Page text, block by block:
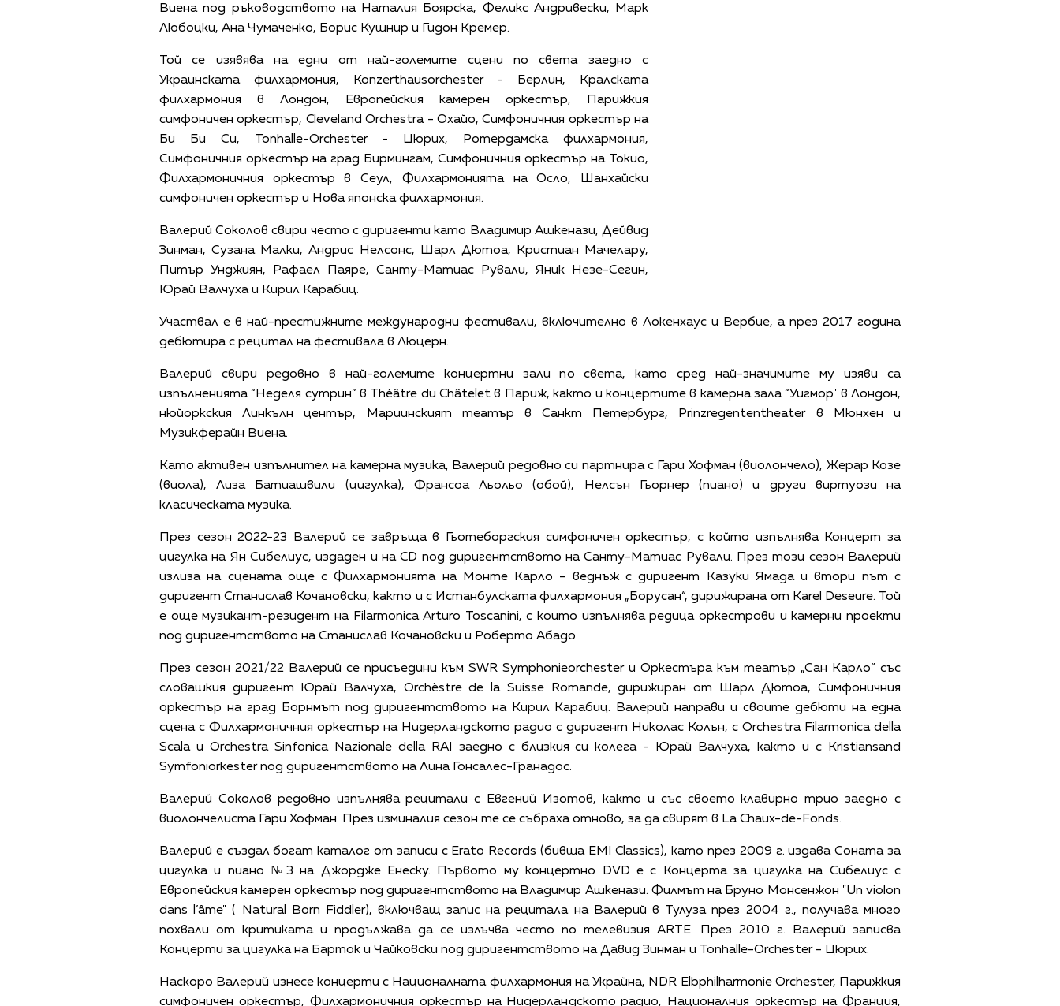
Виена под ръководството на Наталия Боярска, Феликс Андривески, Марк
Любоцки, Ана Чумаченко, Борис Кушнир и Гидон Кремер.
Той се изявява на едни от най-големите сцени по света заедно с
Украинската филхармония, Konzerthausorchester - Берлин, Кралската
филхармония в Лондон, Европейския камерен оркестър, Парижкия
симфоничен оркестър, Cleveland Orchestra - Охайо, Симфоничния оркестър на
Би Би Си, Tonhalle-Orchester - Цюрих, Ротердамска филхармония,
Симфоничния оркестър на град Бирмингам, Симфоничния оркестър на Токио,
Филхармоничния оркестър в Сеул, Филхармонията на Осло, Шанхайски
симфоничен оркестър и Нова японска филхармония.
Валерий Соколов свири често с диригенти като Владимир Ашкенази, Дейвид
Зинман, Сузана Малки, Андрис Нелсонс, Шарл Дютоа, Кристиан Мачелару,
Питър Унджиян, Рафаел Паяре, Санту-Матиас Рували, Яник Незе-Сегин,
Юрай Валчуха и Кирил Карабиц.
Участвал е в най-престижните международни фестивали, включително в Локенхаус и Вербие, а през 2017 година
дебютира с рецитал на фестивала в Люцерн.
Валерий свири редовно в най-големите концертни зали по света, като сред най-значимите му изяви са
изпълненията “Неделя сутрин” в Théâtre du Châtelet в Париж, както и концертите в камерна зала “Уигмор" в Лондон,
нюйоркския Линкълн център, Мариинският театър в Санкт Петербург, Prinzregententheater в Мюнхен и
Музикферайн Виена.
Като активен изпълнител на камерна музика, Валерий редовно си партнира с Гари Хофман (виолончело), Жерар Козе
(виола), Лиза Батиашвили (цигулка), Франсоа Льольо (обой), Нелсън Гьорнер (пиано) и други виртуози на
класическата музика.
През сезон 2022-23 Валерий се завръща в Гьотеборгския симфоничен оркестър, с който изпълнява Концерт за
цигулка на Ян Сибелиус, издаден и на CD под диригентството на Санту-Матиас Рували. През този сезон Валерий
излиза на сцената още с Филхармонията на Монте Карло - веднъж с диригент Казуки Ямада и втори път с
диригент Станислав Кочановски, както и с Истанбулската филхармония „Борусан“, дирижирана от Karel Deseure. Той
е още музикант-резидент на Filarmonica Arturo Toscanini, с които изпълнява редица оркестрови и камерни проекти
под диригентството на Станислав Кочановски и Роберто Абадо.
През сезон 2021/22 Валерий се присъедини към SWR Symphonieorchester и Оркестъра към театър „Сан Карло“ със
словашкия диригент Юрай Валчуха, Orchèstre de la Suisse Romande, дирижиран от Шарл Дютоа, Симфоничния
оркестър на град Борнмът под диригентството на Кирил Карабиц. Валерий направи и своите дебюти на една
сцена с Филхармоничния оркестър на Нидерландското радио с диригент Николас Колън, с Orchestra Filarmonica della
Scala и Orchestra Sinfonica Nazionale della RAI заедно с близкия си колега - Юрай Валчуха, както и с Kristiansand
Symfoniorkester под диригентството на Лина Гонсалес-Гранадос.
Валерий Соколов редовно изпълнява рецитали с Евгений Изотов, както и със своето клавирно трио заедно с
виолончелиста Гари Хофман. През изминалия сезон те се събраха отново, за да свирят в La Chaux-de-Fonds.
Валерий е създал богат каталог от записи с Erato Records (бивша EMI Classics), като през 2009 г. издава Соната за
цигулка и пиано №3 на Джордже Енеску. Първото му концертно DVD е с Концерта за цигулка на Сибелиус с
Европейския камерен оркестър под диригентството на Владимир Ашкенази. Филмът на Бруно Монсенжон "Un violon
dans l’âme" ( Natural Born Fiddler), включващ запис на рецитала на Валерий в Тулуза през 2004 г., получава много
похвали от критиката и продължава да се излъчва често по телевизия ARTE. През 2010 г. Валерий записва
Концерти за цигулка на Барток и Чайковски под диригентството на Давид Зинман и Tonhalle-Orchester - Цюрих.
Наскоро Валерий изнесе концерти с Националната филхармония на Украйна, NDR Elbphilharmonie Orchester, Парижкия
симфоничен оркестър, Филхармоничния оркестър на Нидерландското радио, Националния оркестър на Франция,